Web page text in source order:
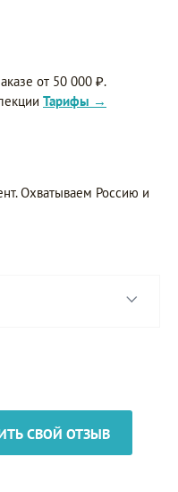
от 50 000 ₽.
Тарифы →
Охватываем Россию и
СВОЙ ОТЗЫВ